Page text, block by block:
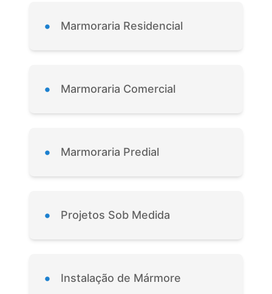
• Marmoraria Residencial
• Marmoraria Comercial
• Marmoraria Predial
• Projetos Sob Medida
• Instalação de Mármore